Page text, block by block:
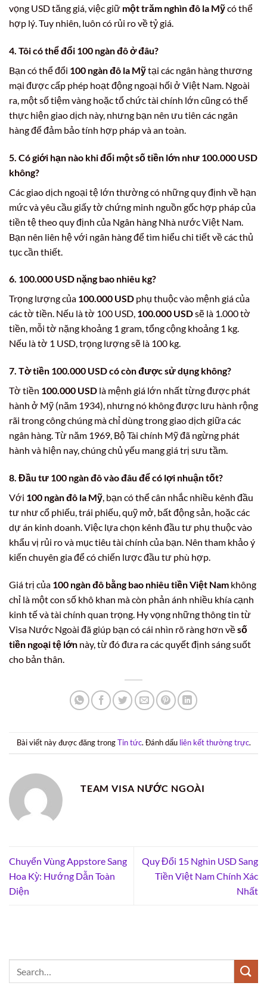
vọng USD tăng giá, việc giữ một trăm nghìn đô la Mỹcó thể
hợp lý. Tuy nhiên, luôn có rủi ro về tỷ giá.
4. Tôi có thể đổi 100 ngàn đô ở đâu?
Bạn có thể đổi 100 ngàn đô la Mỹtại các ngân hàng thương
mại được cấp phép hoạt động ngoại hối ở Việt Nam. Ngoài
ra, một số tiệm vàng hoặc tổ chức tài chính lớn cũng có thể
thực hiện giao dịch này, nhưng bạn nên ưu tiên các ngân
hàng để đảm bảo tính hợp pháp và an toàn.
5. Có giới hạn nào khi đổi một số tiền lớn như 100.000 USD
không?
Các giao dịch ngoại tệ lớn thường có những quy định về hạn
mức và yêu cầu giấy tờ chứng minh nguồn gốc hợp pháp của
tiền tệ theo quy định của Ngân hàng Nhà nước Việt Nam.
Bạn nên liên hệ với ngân hàng để tìm hiểu chi tiết về các thủ
tục cần thiết.
6. 100.000 USD nặng bao nhiêu kg?
Trọng lượng của 100.000 USD phụ thuộc vào mệnh giá của
các tờ tiền. Nếu là tờ 100 USD, 100.000 USDsẽ là 1.000 tờ
tiền, mỗi tờ nặng khoảng 1 gram, tổng cộng khoảng 1 kg.
Nếu là tờ 1 USD, trọng lượng sẽ là 100 kg.
7. Tờ tiền 100.000 USD có còn được sử dụng không?
Tờ tiền 100.000 USD là mệnh giá lớn nhất từng được phát
hành ở Mỹ (năm 1934), nhưng nó không được lưu hành rộng
rãi trong công chúng mà chỉ dùng trong giao dịch giữa các
ngân hàng. Từ năm 1969, Bộ Tài chính Mỹ đã ngừng phát
hành và hiện nay, chúng chủ yếu mang giá trị sưu tầm.
8. Đầu tư 100 ngàn đô vào đâu để có lợi nhuận tốt?
Với 100 ngàn đô la Mỹ, bạn có thể cân nhắc nhiều kênh đầu
tư như cổ phiếu, trái phiếu, quỹ mở, bất động sản, hoặc các
dự án kinh doanh. Việc lựa chọn kênh đầu tư phụ thuộc vào
khẩu vị rủi ro và mục tiêu tài chính của bạn. Nên tham khảo ý
kiến chuyên gia để có chiến lược đầu tư phù hợp.
Giá trị của 100 ngàn đô bằng bao nhiêu tiền Việt Nam không
chỉ là một con số khô khan mà còn phản ánh nhiều khía cạnh
kinh tế và tài chính quan trọng. Hy vọng những thông tin từ
Visa Nước Ngoài đã giúp bạn có cái nhìn rõ ràng hơn vềsố
tiền ngoại tệ lớn này, từ đó đưa ra các quyết định sáng suốt
cho bản thân.
Bài viết này được đăng trongTin tức. Đánh dấu liên kết thường trực.
TEAM VISA NƯỚC NGOÀI
Chuyển Vùng Appstore Sang
Hoa Kỳ: Hướng Dẫn Toàn
Diện
Quy Đổi 15 Nghìn USD Sang
Tiền Việt Nam Chính Xác
Nhất